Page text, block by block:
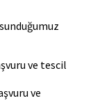
ve tescil
ve